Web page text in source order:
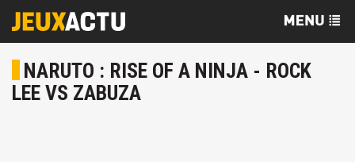
NARUTO : RISE OF A NINJA - ROCK
LEE VS ZABUZA